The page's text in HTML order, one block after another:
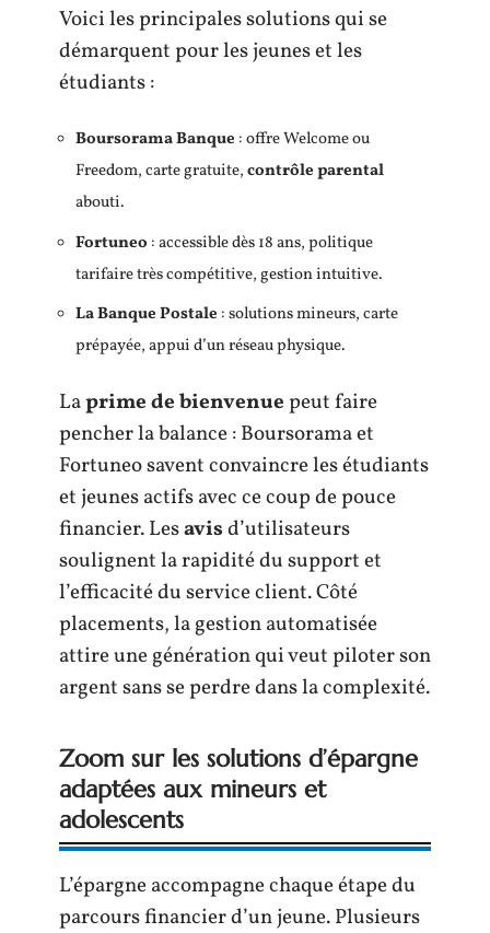
Voici les principales solutions qui se
démarquent pour les jeunes et les
étudiants :
Boursorama Banque : offre Welcome ou
Freedom, carte gratuite,contrôle parental
abouti.
Fortuneo : accessible dès 18 ans, politique
tarifaire très compétitive, gestion intuitive.
La Banque Postale : solutions mineurs, carte
prépayée, appui d’un réseau physique.
Laprime de bienvenuepeut faire
pencher la balance : Boursorama et
Fortuneo savent convaincre les étudiants
et jeunes actifs avec ce coup de pouce
financier. Lesavisd’utilisateurs
soulignent la rapidité du support et
l’efficacité du service client. Côté
placements, la gestion automatisée
attire une génération qui veut piloter son
argent sans se perdre dans la complexité.
Zoom sur les solutions d’épargne
adaptées aux mineurs et
adolescents
L’épargne accompagne chaque étape du
parcours financier d’un jeune. Plusieurs